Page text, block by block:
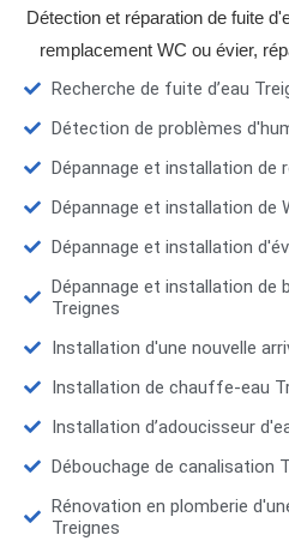
Détection et réparation de fuite
remplacement WC ou évier,
Recherche de fuite d’eau
Détection de problèmes
Dépannage et installation de
Dépannage et installation de
Dépannage et installation
Dépannage et installation de
Treignes
Installation d'une nouvelle
Installation de chauffe-eau
Installation d’adoucisseur
Débouchage de canalisation
Rénovation en plomberie
Treignes